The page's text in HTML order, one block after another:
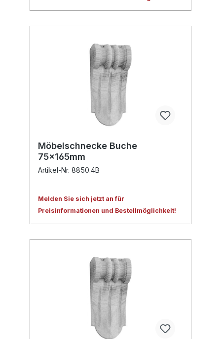
Möbelschnecke Buche
75x165mm
Artikel-Nr. 8850.4B
Melden Sie sich jetzt an für
Preisinformationen und Bestellmöglichkeit!